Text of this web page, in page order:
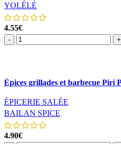
YOLÉLÉ
4.55€
- +
Aperçu rapide
Épices grillades et barbecue
ÉPICERIE SALÉE
BAILAN SPICE
4.90€